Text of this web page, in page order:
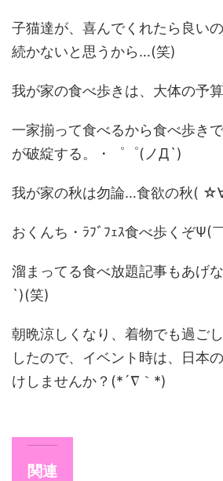
子猫達が、喜んでくれたら良い
続かないと思うから…(笑)
我が家の食べ歩きは、大体の予
一家揃って食べるから食べ歩き
が破綻する。・゜゜(ノД`)
我が家の秋は勿論…食欲の秋(
おくんち・ﾗﾌﾞﾌｪｽ食べ歩くぞΨ(
溜まってる食べ放題記事もあげ
`)(笑)
朝晩涼しくなり、着物でも過ご
したので、イベント時は、日本
けしませんか？(*´∇｀*)
関連